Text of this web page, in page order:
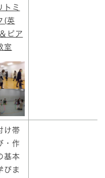
トミ
(英
ピア
室
け帯
・作
基本
びま